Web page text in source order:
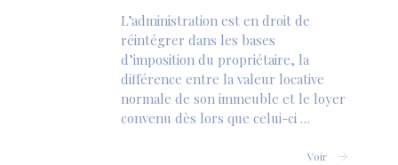
L’administration est en droit de
réintégrer dans les bases
d’imposition du propriétaire, la
différence entre la valeur locative
normale de son immeuble et le loyer
convenu dès lors que celui-ci …
Voir